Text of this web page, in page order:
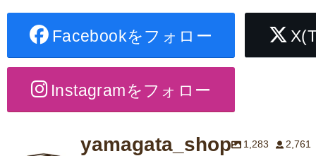
Facebookをフォロー
Instagramをフォロー
yamagata_shop 1,283
2,761